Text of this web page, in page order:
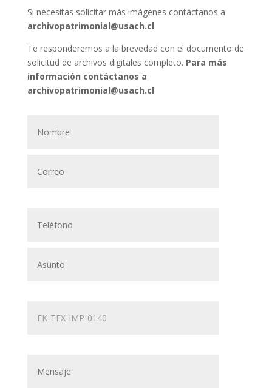
Si necesitas solicitar más imágenes contáctanos a
archivopatrimonial@usach.cl
Te responderemos a la brevedad con el documento de
solicitud de archivos digitales completo. Para más
información contáctanos a
archivopatrimonial@usach.cl